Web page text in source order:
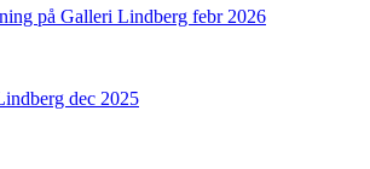
på Galleri Lindberg febr 2026
dec 2025